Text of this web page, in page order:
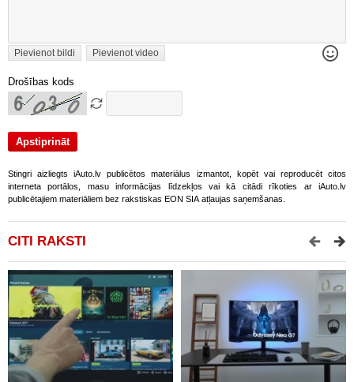
Pievienot bildi Pievienot video
Drošības kods
Stingri aizliegts iAuto.lv publicētos materiālus izmantot, kopēt vai reproducēt citos
interneta portālos, masu informācijas līdzekļos vai kā citādi rīkoties ar iAuto.lv
publicētajiem materiāliem bez rakstiskas EON SIA atļaujas saņemšanas.
CITI RAKSTI